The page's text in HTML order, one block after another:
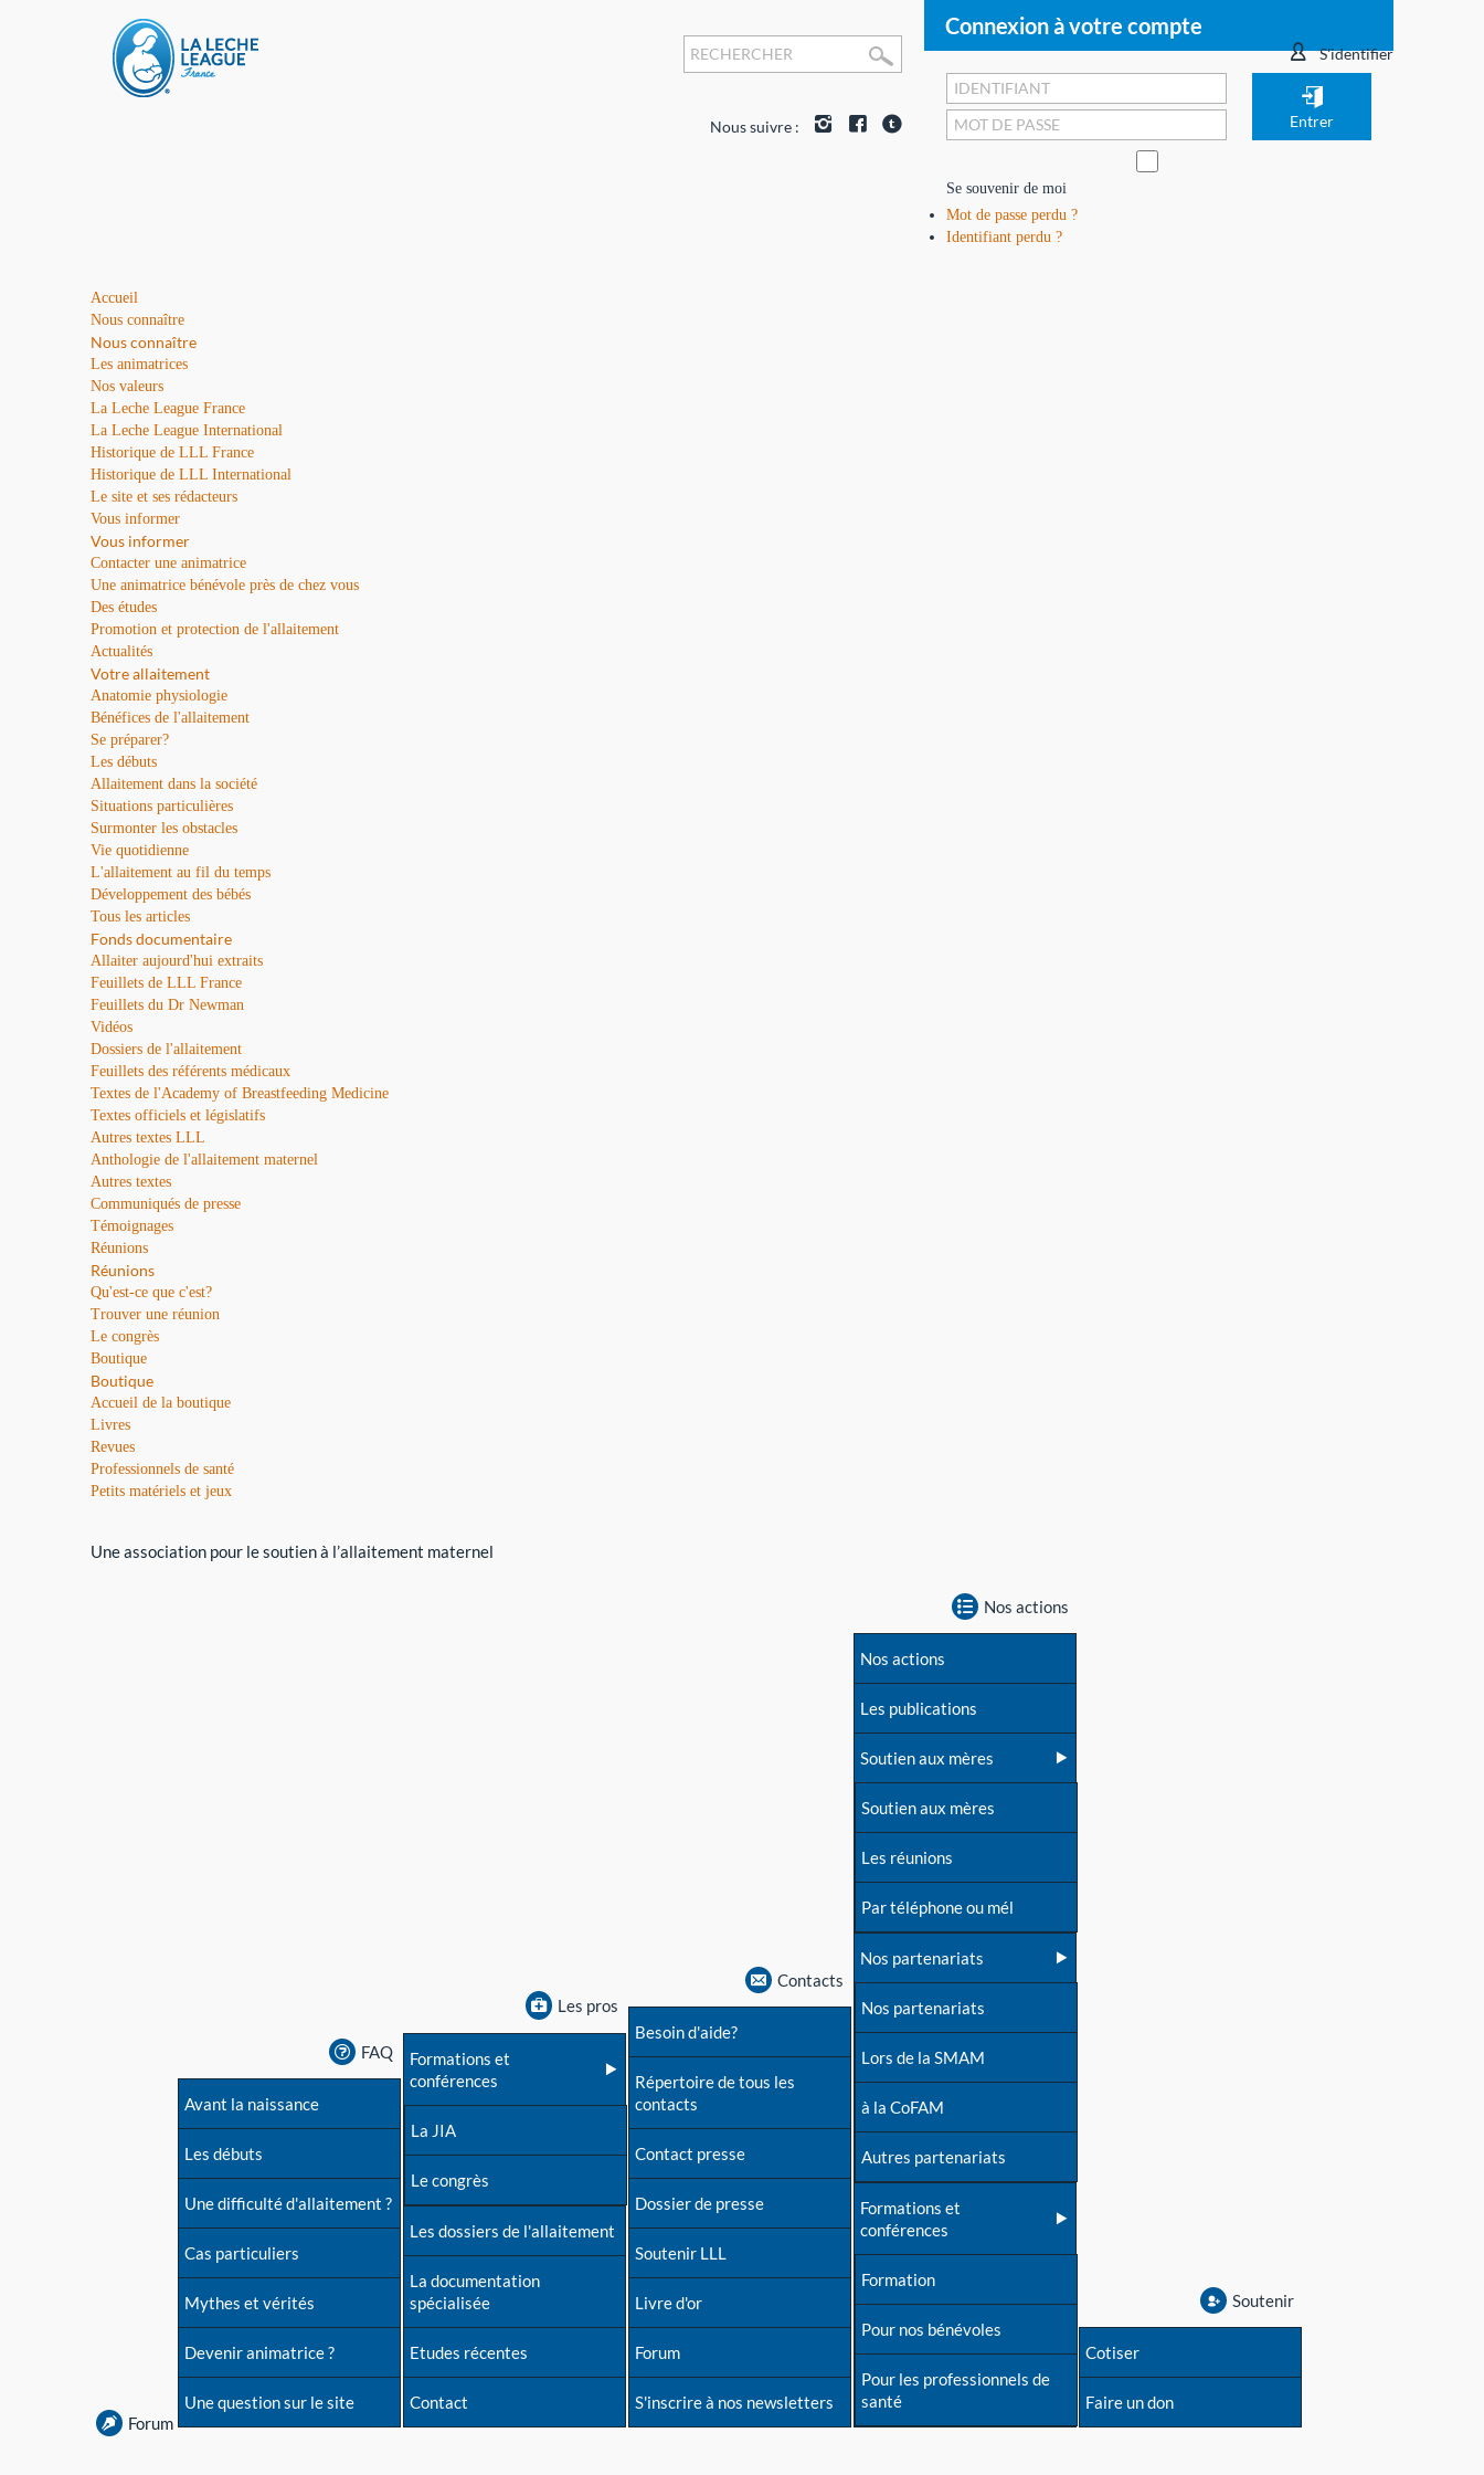
S'identifier
Connexion à votre compte
Se souvenir de moi
Mot de passe perdu ?
Identifiant perdu ?
Nous suivre :
Accueil
Nous connaître
Nous connaître
Les animatrices
Nos valeurs
La Leche League France
La Leche League International
Historique de LLL France
Historique de LLL International
Le site et ses rédacteurs
Vous informer
Vous informer
Contacter une animatrice
Une animatrice bénévole près de chez vous
Des études
Promotion et protection de l'allaitement
Actualités
Votre allaitement
Anatomie physiologie
Bénéfices de l'allaitement
Se préparer?
Les débuts
Allaitement dans la société
Situations particulières
Surmonter les obstacles
Vie quotidienne
L'allaitement au fil du temps
Développement des bébés
Tous les articles
Fonds documentaire
Allaiter aujourd'hui extraits
Feuillets de LLL France
Feuillets du Dr Newman
Vidéos
Dossiers de l'allaitement
Feuillets des référents médicaux
Textes de l'Academy of Breastfeeding Medicine
Textes officiels et législatifs
Autres textes LLL
Anthologie de l'allaitement maternel
Autres textes
Communiqués de presse
Témoignages
Réunions
Réunions
Qu'est-ce que c'est?
Trouver une réunion
Le congrès
Boutique
Boutique
Accueil de la boutique
Livres
Revues
Professionnels de santé
Petits matériels et jeux
Une association pour le soutien à l’allaitement maternel
Forum
FAQ
Avant la naissance
Les débuts
Une difficulté d'allaitement ?
Cas particuliers
Mythes et vérités
Devenir animatrice ?
Une question sur le site
Les pros
Formations et
conférences
La JIA
Le congrès
Les dossiers de l'allaitement
La documentation
spécialisée
Etudes récentes
Contact
Contacts
Besoin d'aide?
Répertoire de tous les
contacts
Contact presse
Dossier de presse
Soutenir LLL
Livre d'or
Forum
S'inscrire à nos newsletters
Nos actions
Nos actions
Les publications
Soutien aux mères
Soutien aux mères
Les réunions
Par téléphone ou mél
Nos partenariats
Nos partenariats
Lors de la SMAM
à la CoFAM
Autres partenariats
Formations et
conférences
Formation
Pour nos bénévoles
Pour les professionnels de
santé
Soutenir
Cotiser
Faire un don